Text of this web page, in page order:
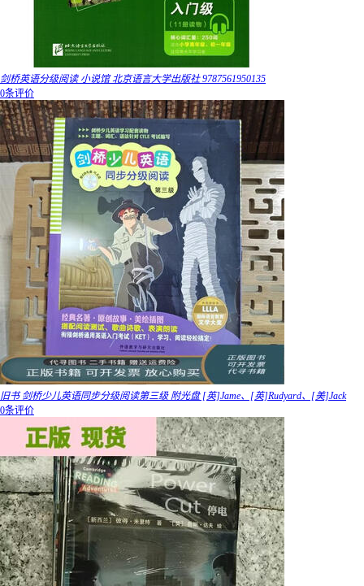
剑桥英语分级阅读 小说馆 北京语言大学出版社 9787561950135
0条评价
旧书 剑桥少儿英语同步分级阅读第三级 附光盘 [英]Jame、[英]Rudyard、[美]Jack
0条评价